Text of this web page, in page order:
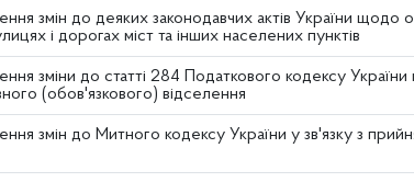
змін до деяких законодавчих актів України щодо
і дорогах міст та інших населених пунктів
зміни до статті 284 Податкового кодексу
(обов'язкового) відселення
змін до Митного кодексу України у зв'язку з